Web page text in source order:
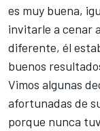
es muy buena,
invitarle a cenar
diferente, él
buenos
Vimos algunas
afortunadas de
porque nunca